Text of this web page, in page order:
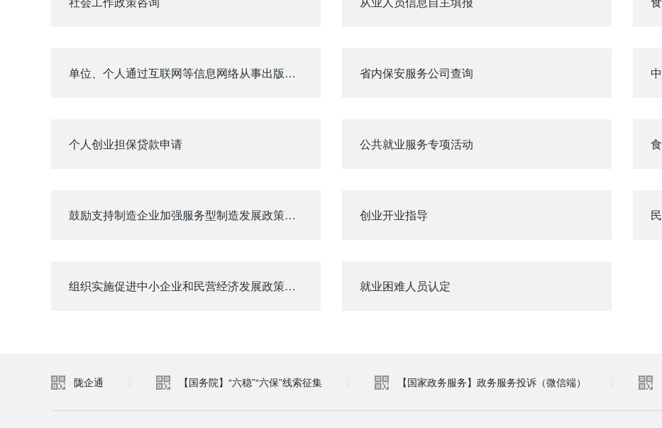
单位、个人通过互联网等信息网络从事出版物发行业务的备案 省内保安服务公司查询
个人创业担保贷款申请 公共就业服务专项活动
鼓励支持制造企业加强服务型制造发展政策咨询 创业开业指导
组织实施促进中小企业和民营经济发展政策咨询 就业困难人员认定
陇企通 【国务院】“六稳”“六保”线索征集 【国家政务服务】政务服务投诉（微信端）